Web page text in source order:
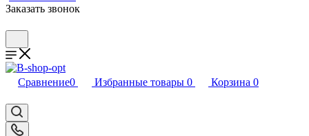
Заказать звонок
Сравнение0 Избранные товары 0 Корзина 0